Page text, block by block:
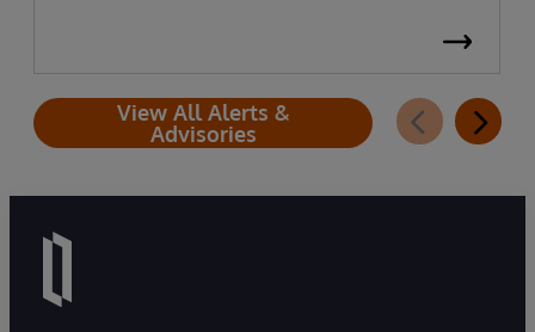
View All Alerts &
Advisories